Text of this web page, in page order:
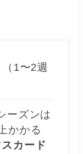
1〜2週
ーズンは
かかる
カード